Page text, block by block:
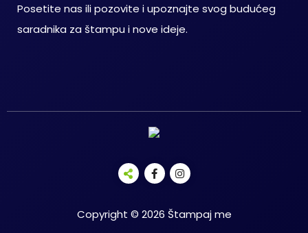
Posetite nas ili pozovite i upoznajte svog budućeg
saradnika za štampu i nove ideje.
Copyright © 2026 Štampaj me